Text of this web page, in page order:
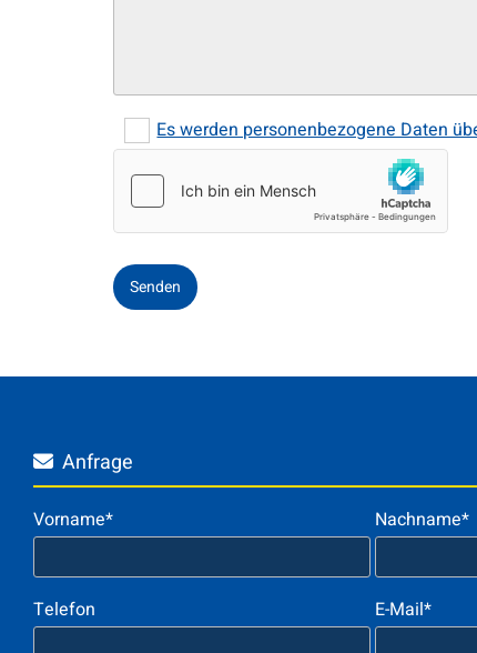
Es werden personenbezogene Daten
 Anfrage
Vorname* Nachname*
Telefon E-Mail*